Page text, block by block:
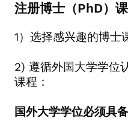
注册博士（PhD）
1）选择感兴趣的博士
2) 遵循外国大学学位
课程：
国外大学学位必须具